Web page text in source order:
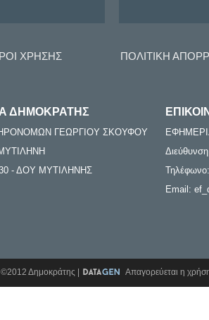
ΧΡΗΣΗΣ ΠΟΛΙΤΙΚΗ
ΔΗΜΟΚΡΑΤΗΣ
ΓΕΩΡΓΙΟΥ ΣΚΟΥΦΟΥ
- ΔΟΥ ΜΥΤΙΛΗΝΗΣ
Email:
©2012 Δημοκράτης | Απαγορεύεται η